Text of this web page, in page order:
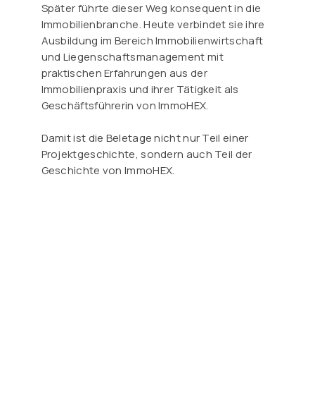
Später führte dieser Weg konsequent in die
Immobilienbranche. Heute verbindet sie ihre
Ausbildung im Bereich Immobilienwirtschaft
und Liegenschaftsmanagement mit
praktischen Erfahrungen aus der
Immobilienpraxis und ihrer Tätigkeit als
Geschäftsführerin von ImmoHEX.
Damit ist die Beletage nicht nur Teil einer
Projektgeschichte, sondern auch Teil der
Geschichte von ImmoHEX.